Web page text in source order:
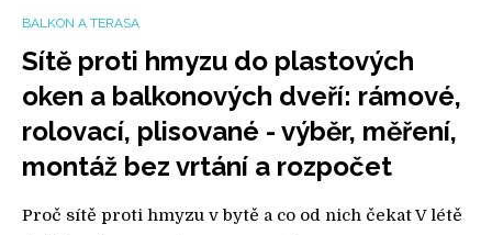
BALKON A TERASA
Sítě proti hmyzu do plastových
oken a balkonových dveří: rámové,
rolovací, plisované - výběr, měření,
montáž bez vrtání a rozpočet
Proč sítě proti hmyzu v bytě a co od nich čekat V létě